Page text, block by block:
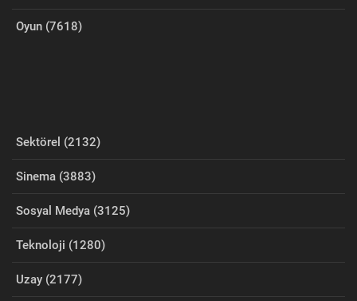
Oyun (7618)
Sektörel (2132)
Sinema (3883)
Sosyal Medya (3125)
Teknoloji (1280)
Uzay (2177)